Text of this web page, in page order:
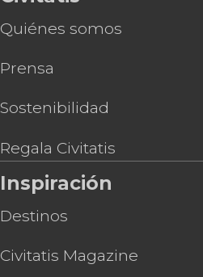
Quiénes somos
Prensa
Sostenibilidad
Regala Civitatis
Inspiración
Destinos
Civitatis Magazine